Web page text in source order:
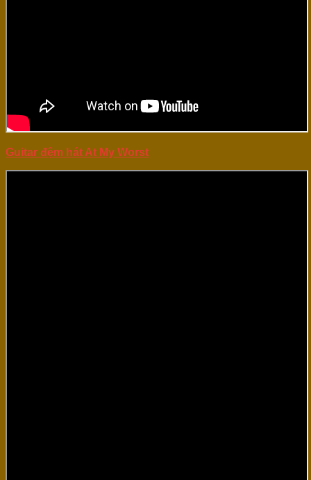
Guitar đệm hát At My Worst